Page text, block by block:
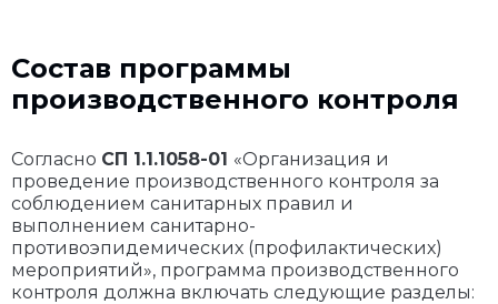
Состав программы
производственного контроля
Согласно СП 1.1.1058-01 «Организация и
проведение производственного контроля за
соблюдением санитарных правил и
выполнением санитарно-
противоэпидемических (профилактических)
мероприятий», программа производственного
контроля должна включать следующие разделы: